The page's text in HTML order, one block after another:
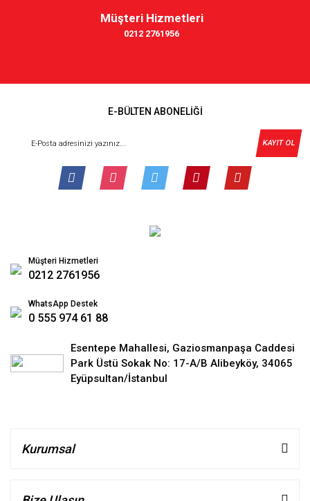
Müşteri Hizmetleri
0212 2761956
E-BÜLTEN ABONELİĞİ
KAYIT OL
Müşteri Hizmetleri
0212 2761956
WhatsApp Destek
0 555 974 61 88
Esentepe Mahallesi, Gaziosmanpaşa Caddesi
Park Üstü Sokak No: 17-A/B Alibeyköy, 34065
Eyüpsultan/İstanbul
Kurumsal